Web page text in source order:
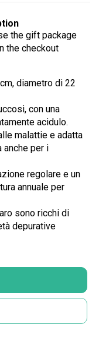
the gift package
the checkout
diametro di 22
con una
acidulo.
malattie e adatta
anche per i
regolare e un
annuale per
sono ricchi di
depurative